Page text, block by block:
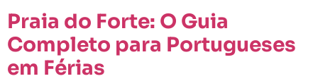
Praia do Forte: O Guia
Completo para Portugueses
em Férias